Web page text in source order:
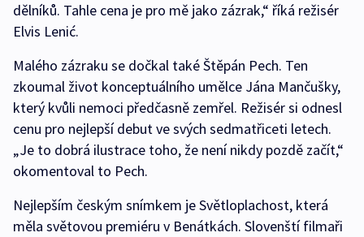
dělníků. Tahle cena je pro mě jako zázrak,“ říká režisér
Elvis Lenić.
Malého zázraku se dočkal také Štěpán Pech. Ten
zkoumal život konceptuálního umělce Jána Mančušky,
který kvůli nemoci předčasně zemřel. Režisér si odnesl
cenu pro nejlepší debut ve svých sedmatřiceti letech.
„Je to dobrá ilustrace toho, že není nikdy pozdě začít,“
okomentoval to Pech.
Nejlepším českým snímkem je Světloplachost, která
měla světovou premiéru v Benátkách. Slovenští filmaři